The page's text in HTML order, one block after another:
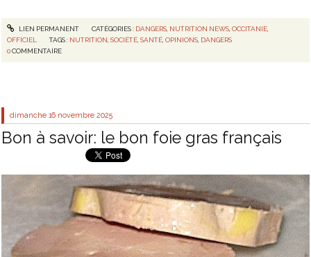
LIEN PERMANENT CATÉGORIES : DANGERS, NUTRITION NEWS, OCCITANIE,
OFFICIEL
TAGS : NUTRITION ,SOCIÉTÉ ,SANTÉ ,OPINIONS DANGERS
0COMMENTAIRE
dimanche 16 novembre 2025
Bon à savoir: le bon foie gras français